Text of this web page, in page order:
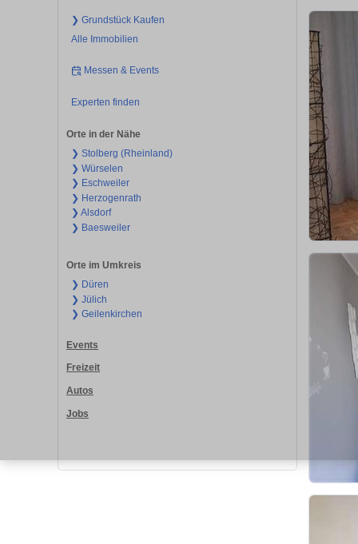
❯ Grundstück Kaufen
Alle Immobilien
Messen & Events
Experten finden
Orte in der Nähe
❯ Stolberg (Rheinland)
❯ Würselen
❯ Eschweiler
❯ Herzogenrath
❯ Alsdorf
❯ Baesweiler
Orte im Umkreis
❯ Düren
❯ Jülich
❯ Geilenkirchen
Events
Freizeit
Autos
Jobs